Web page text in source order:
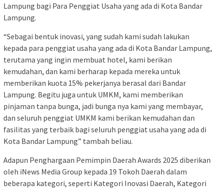
Lampung bagi Para Penggiat Usaha yang ada di Kota Bandar
Lampung.
“Sebagai bentuk inovasi, yang sudah kami sudah lakukan
kepada para penggiat usaha yang ada di Kota Bandar Lampung,
terutama yang ingin membuat hotel, kami berikan
kemudahan, dan kami berharap kepada mereka untuk
memberikan kuota 15% pekerjanya berasal dari Bandar
Lampung. Begitu juga untuk UMKM, kami memberikan
pinjaman tanpa bunga, jadi bunga nya kami yang membayar,
dan seluruh penggiat UMKM kami berikan kemudahan dan
fasilitas yang terbaik bagi seluruh penggiat usaha yang ada di
Kota Bandar Lampung” tambah beliau.
Adapun Penghargaan Pemimpin Daerah Awards 2025 diberikan
oleh iNews Media Group kepada 19 Tokoh Daerah dalam
beberapa kategori, seperti Kategori Inovasi Daerah, Kategori